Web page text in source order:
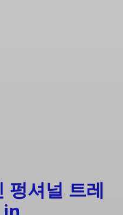
펑셔널 트레